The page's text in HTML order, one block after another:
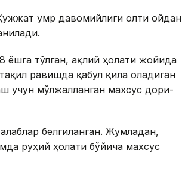
умр давомийлиги олти ойдан
ёшга тўлган, ақлий ҳолати жойида
равишда қабул қила оладиган
учун мўлжалланган махсус дори-
белгиланган. Жумладан,
руҳий ҳолати бўйича махсус